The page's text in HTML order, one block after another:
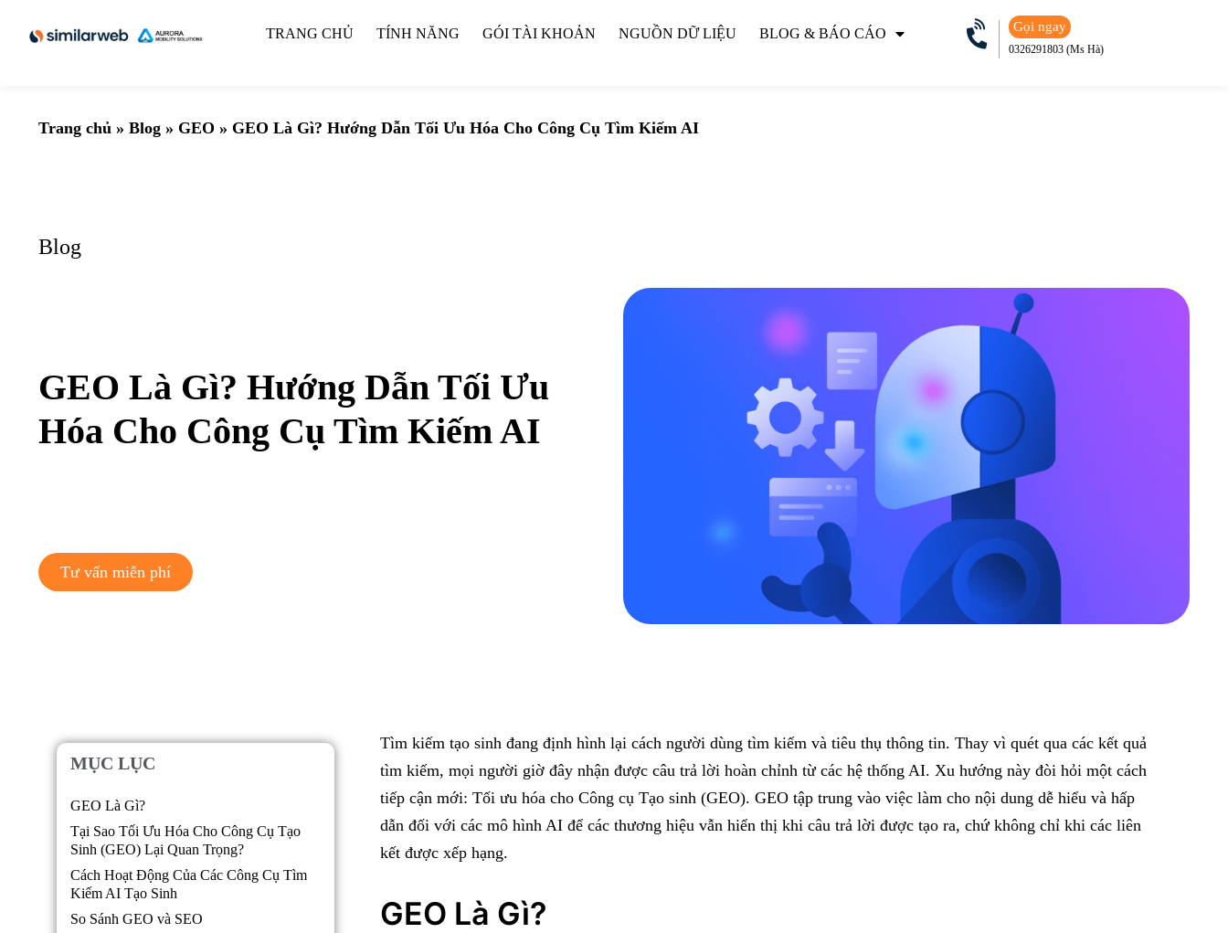
TRANG CHỦ TÍNH NĂNG GÓI TÀI KHOẢN NGUỒN DỮ LIỆU BLOG & BÁO CÁO Gọi ngay
0326291803 (Ms Hà)
Trang chủ » Blog » GEO » GEO Là Gì? Hướng Dẫn Tối Ưu Hóa Cho Công Cụ Tìm Kiếm AI
Blog
GEO Là Gì? Hướng Dẫn Tối Ưu
Hóa Cho Công Cụ Tìm Kiếm AI
Tư vấn miễn phí
MỤC LỤC
GEO Là Gì?
Tại Sao Tối Ưu Hóa Cho Công Cụ Tạo
Sinh (GEO) Lại Quan Trọng?
Cách Hoạt Động Của Các Công Cụ Tìm
Kiếm AI Tạo Sinh
So Sánh GEO và SEO
Tìm kiếm tạo sinh đang định hình lại cách người dùng tìm kiếm và tiêu thụ thông tin. Thay vì quét qua các kết quả
tìm kiếm, mọi người giờ đây nhận được câu trả lời hoàn chỉnh từ các hệ thống AI. Xu hướng này đòi hỏi một cách
tiếp cận mới: Tối ưu hóa cho Công cụ Tạo sinh (GEO). GEO tập trung vào việc làm cho nội dung dễ hiểu và hấp
dẫn đối với các mô hình AI để các thương hiệu vẫn hiển thị khi câu trả lời được tạo ra, chứ không chỉ khi các liên
kết được xếp hạng.
GEO Là Gì?